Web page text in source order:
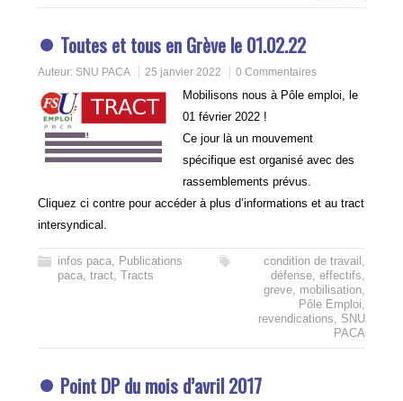
Toutes et tous en Grève le 01.02.22
Auteur: SNU PACA 25 janvier 2022 0 Commentaires
Mobilisons nous à Pôle emploi, le
01 février 2022 !
Ce jour là un mouvement
spécifique est organisé avec des
rassemblements prévus.
Cliquez ci contre pour accéder à plus d’informations et au tract
intersyndical.
infos paca, Publications
paca,tract,Tracts
condition de travail ,
défense, effectifs,
greve, mobilisation,
Pôle Emploi,
revendications, SNU
PACA
Point DP du mois d’avril 2017